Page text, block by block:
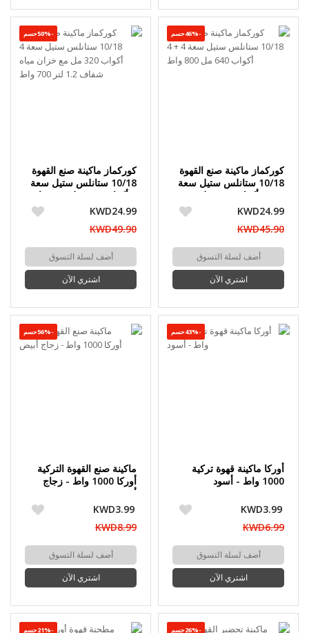
-46%حسم
كوركماز ماكينة صنع القهوة
10/18 ستانلس ستيل سعة
واط
KWD24.99
KWD45.90
أضف لسلة التسوق
اشتري الآن
-50%حسم
كوركماز ماكينة صنع القهوة
10/18 ستانلس ستيل سعة
4 أكواب 320 مل مع خزان
مياه شفاف 1.2 لتر 700
KWD24.99
KWD49.90
أضف لسلة التسوق
اشتري الآن
-43%حسم
أوركا ماكينة قهوة تركية
1000 واط - أسود
KWD3.99
KWD6.99
أضف لسلة التسوق
اشتري الآن
-56%حسم
ماكينة صنع القهوة التركية
أوركا 1000 واط - زجاج
أبيض
KWD3.99
KWD8.99
أضف لسلة التسوق
اشتري الآن
-26%حسم -21%حسم